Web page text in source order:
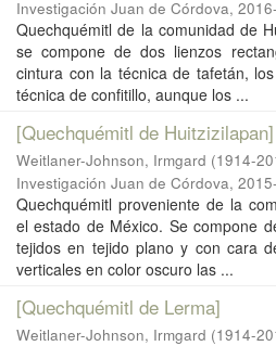
Investigación Juan de Córdova,
Quechquémitl de la comunidad de
se compone de dos lienzos
cintura con la técnica de tafetán,
técnica de confitillo, aunque los ...
[Quechquémitl de Huitzizilapan]
Weitlaner-Johnson, Irmgard (1914-
Investigación Juan de Córdova,
Quechquémitl proveniente de la
el estado de México. Se compone
tejidos en tejido plano y con cara
verticales en color oscuro las ...
[Quechquémitl de Lerma]
Weitlaner-Johnson, Irmgard (1914-